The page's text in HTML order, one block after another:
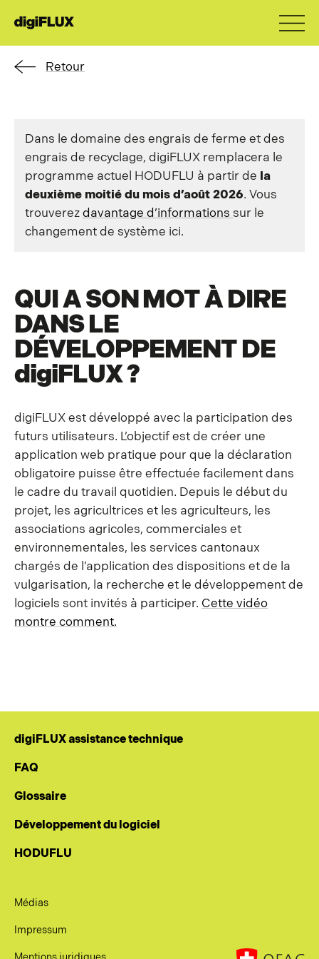
Retour
Dans le domaine des engrais de ferme et des
engrais de recyclage, digiFLUX remplacera le
programme actuel HODUFLU à partir de la
deuxième moitié du mois d’août 2026. Vous
trouverez davantage d’informations sur le
changement de système ici.
QUI A SON MOT À DIRE
DANS LE
DÉVELOPPEMENT DE
digiFLUX?
digiFLUX est développé avec la participation des
futurs utilisateurs. L’objectif est de créer une
application web pratique pour que la déclaration
obligatoire puisse être effectuée facilement dans
le cadre du travail quotidien. Depuis le début du
projet, les agricultrices et les agriculteurs, les
associations agricoles, commerciales et
environnementales, les services cantonaux
chargés de l’application des dispositions et de la
vulgarisation, la recherche et le développement de
logiciels sont invités à participer. Cette vidéo
montre comment.
digiFLUX assistance technique
FAQ
Glossaire
Développement du logiciel
HODUFLU
Médias
Impressum